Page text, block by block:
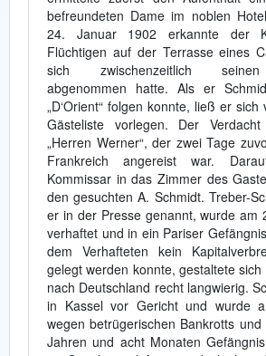
befreundeten Dame im noblen Hotel
24. Januar 1902 erkannte der
Flüchtigen auf der Terrasse eines
sich zwischenzeitlich
abgenommen hatte. Als er
„D‘Orient“ folgen konnte, ließ er
Gästeliste vorlegen. Der
„Herren Werner“, der zwei Tage
Frankreich angereist war.
Kommissar in das Zimmer des
den gesuchten A. Schmidt. Treber-
er in der Presse genannt, wurde am
verhaftet und in ein Pariser
dem Verhafteten kein
gelegt werden konnte, gestaltete
nach Deutschland recht langwierig.
in Kassel vor Gericht und wurde
wegen betrügerischen Bankrotts
Jahren und acht Monaten